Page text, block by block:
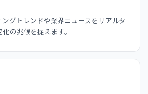
グトレンドや業界ニュースをリアルタ
の兆候を捉えます。